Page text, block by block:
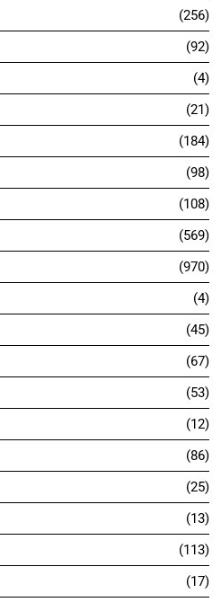
256
92
4
21
184
98
108
569
970
4
45
67
53
12
86
25
13
113
17